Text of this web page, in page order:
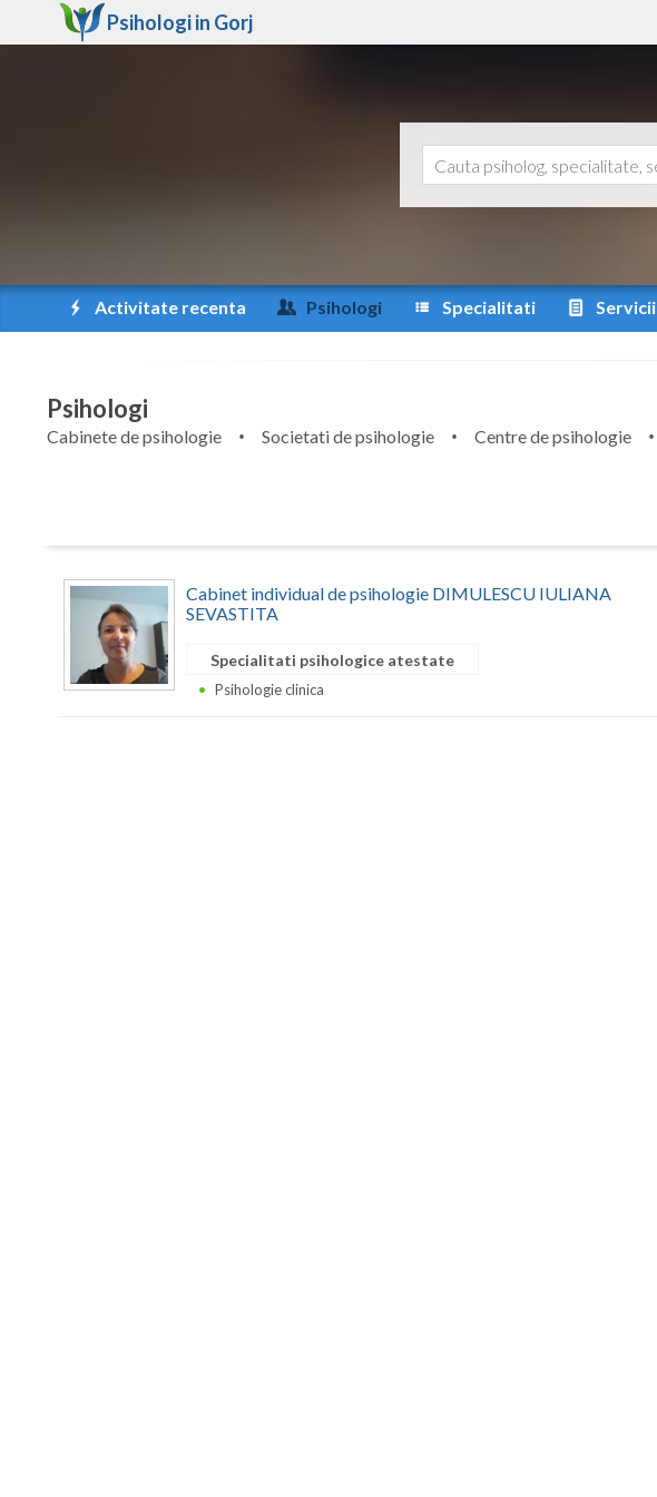
Psihologi in Gorj
Activitate recenta Psihologi Specialitati Servicii
Psihologi
Cabinete de psihologie Societati de psihologie Centre de psihologie
Cabinet individual de psihologie DIMULESCU IULIANA
SEVASTITA
Specialitati psihologice atestate
Psihologie clinica